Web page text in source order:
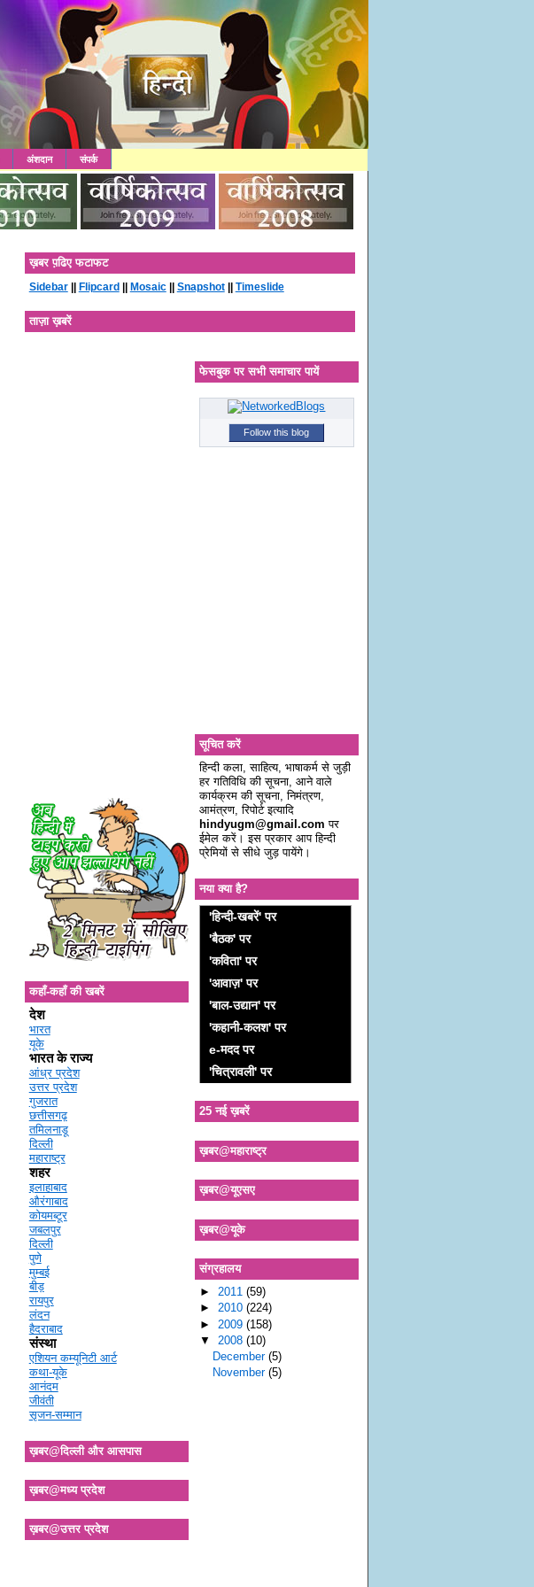
अंशदान संपर्क
ख़बर प़ढिए फटाफट
Sidebar|| Flipcard|| Mosaic|| Snapshot|| Timeslide
ताज़ा ख़बरें
कहाँ-कहाँ की खबरें
देश
भारत
यूके
भारत के राज्य
आंध्र प्रदेश
उत्तर प्रदेश
गुजरात
छत्तीसगढ़
तमिलनाडू
दिल्ली
महाराष्ट्र
शहर
इलाहाबाद
औरंगाबाद
कोयमब्टूर
जबलपुर
दिल्ली
पुणे
मुम्बई
बीड़
रायपुर
लंदन
हैदराबाद
संस्था
एशियन कम्यूनिटी आर्ट
कथा-यूके
आनंदम
जीवंती
सृजन-सम्मान
ख़बर@दिल्ली और आसपास
ख़बर@मध्य प्रदेश
ख़बर@उत्तर प्रदेश
फेसबुक पर सभी समाचार पायें
Follow this blog
सूचित करें
हिन्दी कला, साहित्य, भाषाकर्म से जुड़ी
हर गतिविधि की सूचना, आने वाले
कार्यक्रम की सूचना, निमंत्रण,
आमंत्रण, रिपोर्ट इत्यादि
hindyugm@gmail.com पर
ईमेल करें। इस प्रकार आप हिन्दी
प्रेमियों से सीधे जुड़ पायेंगे।
नया क्या है?
'हिन्दी-खबरें' पर
'बैठक' पर
'कविता' पर
'आवाज़' पर
'बाल-उद्यान' पर
'कहानी-कलश' पर
e-मदद पर
'चित्रावली' पर
25 नई ख़बरें
ख़बर@महाराष्ट्र
ख़बर@यूएसए
ख़बर@यूके
संग्रहालय
►2011(59)
►2010(224)
► 2009(158)
▼ 2008(10)
December(5)
November(5)